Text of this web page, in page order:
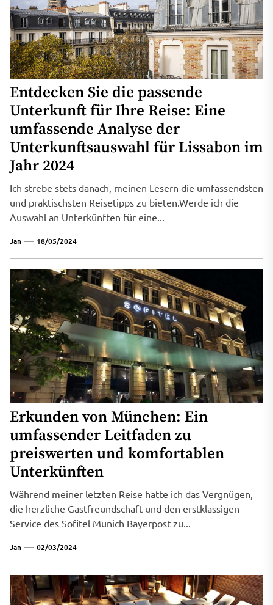
Entdecken Sie die passende
Unterkunft für Ihre Reise: Eine
umfassende Analyse der
Unterkunftsauswahl für Lissabon im
Jahr 2024
Ich strebe stets danach, meinen Lesern die umfassendsten
und praktischsten Reisetipps zu bieten.Werde ich die
Auswahl an Unterkünften für eine...
Jan 18/05/2024
Erkunden von München: Ein
umfassender Leitfaden zu
preiswerten und komfortablen
Unterkünften
Während meiner letzten Reise hatte ich das Vergnügen,
die herzliche Gastfreundschaft und den erstklassigen
Service des Sofitel Munich Bayerpost zu...
Jan 02/03/2024